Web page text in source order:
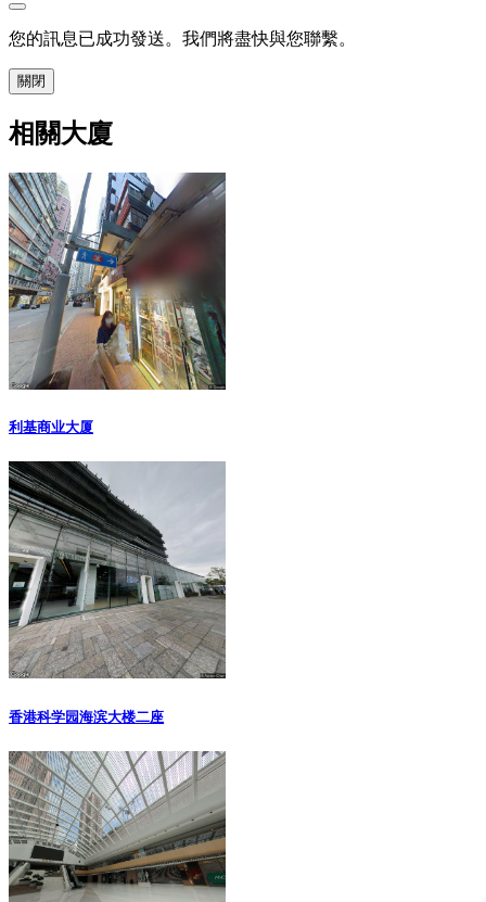
您的訊息已成功發送。我們將盡快與您聯繫。
關閉
相關大廈
利基商业大厦
香港科学园海滨大楼二座